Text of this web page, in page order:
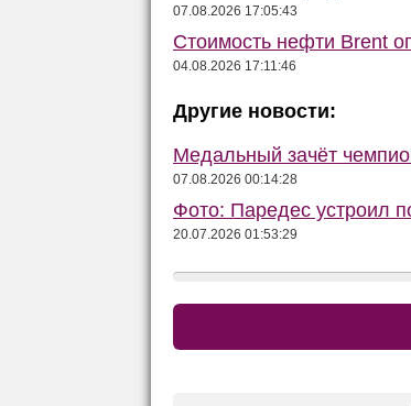
07.08.2026 17:05:43
Стоимость нефти Brent
04.08.2026 17:11:46
Другие новости:
Медальный зачёт
07.08.2026 00:14:28
Фото: Паредес устроил
20.07.2026 01:53:29